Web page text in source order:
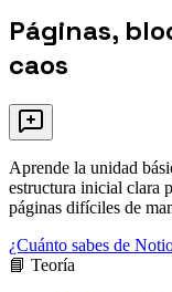
Páginas,
caos
Aprende la unidad
estructura inicial clara
páginas difíciles de
¿Cuánto sabes de
📘 Teoría